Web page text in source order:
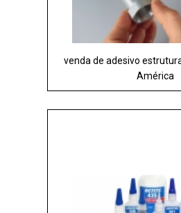
venda de adesivo
América